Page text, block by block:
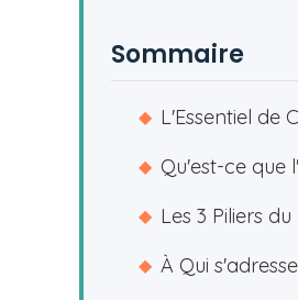
Sommaire
◆ L'Essentiel de
◆ Qu'est-ce que
◆ Les 3 Piliers
◆ À Qui